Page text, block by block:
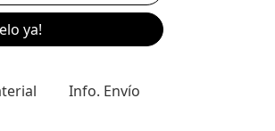
ya!
Info. Envío